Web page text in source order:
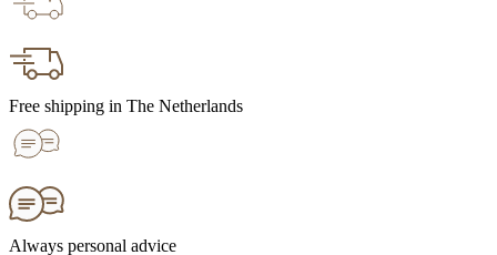
Free shipping in The Netherlands
Always personal advice